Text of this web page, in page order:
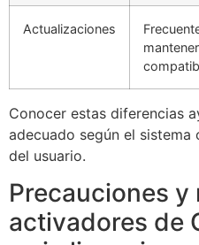
Actualizaciones
mantener
Conocer estas diferencias
adecuado según el
del usuario.
Precauciones
activadores de